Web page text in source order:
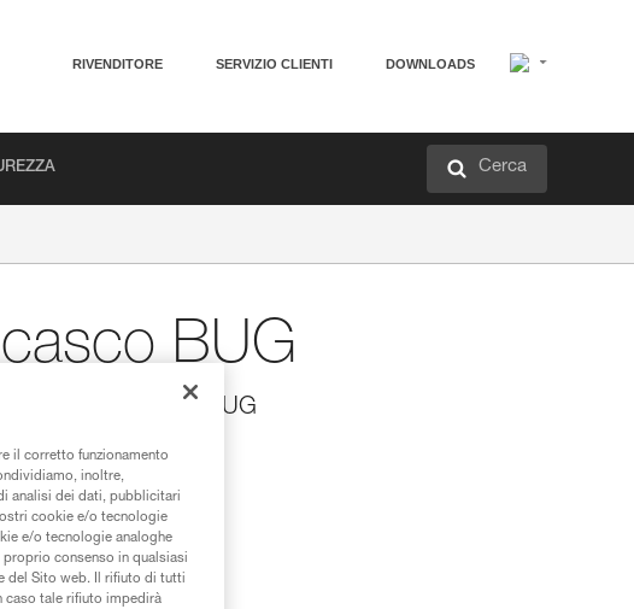
RIVENDITORE SERVIZIO CLIENTI DOWNLOADS
Cerca
BUG
ricambio per zaino BUG
per zaino BUG.
il corretto funzionamento
inoltre,
analisi dei dati, pubblicitari
cookie e/o tecnologie
e/o tecnologie analoghe
proprio consenso in qualsiasi
del Sito web. Il rifiuto di tutti
caso tale rifiuto impedirà